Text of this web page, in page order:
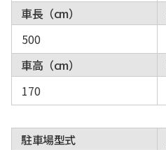
車長（cm）
500
車高（cm）
170
駐車場型式